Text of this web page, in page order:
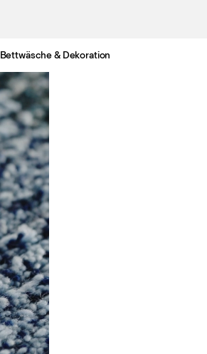
Bettwäsche & Dekoration